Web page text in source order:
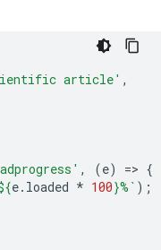
article' ,
, (e) => {
e. loaded * 100}%` );